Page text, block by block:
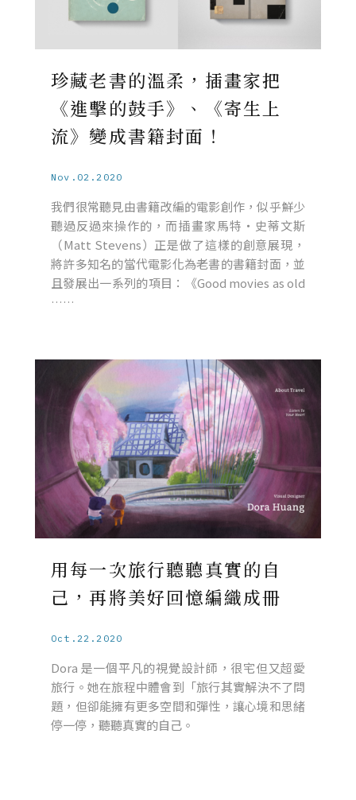
珍藏老書的溫柔，插畫家把
《進擊的鼓手》、《寄生上
流》變成書籍封面！
Nov.02.2020
我們很常聽見由書籍改編的電影創作，似乎鮮少
聽過反過來操作的，而插畫家馬特・史蒂文斯
（Matt Stevens）正是做了這樣的創意展現，
將許多知名的當代電影化為老書的書籍封面，並
且發展出一系列的項目：《Good movies as old
……
用每一次旅行聽聽真實的自
己，再將美好回憶編織成冊
Oct.22.2020
Dora 是一個平凡的視覺設計師，很宅但又超愛
旅行。她在旅程中體會到「旅行其實解決不了問
題，但卻能擁有更多空間和彈性，讓心境和思緒
停一停，聽聽真實的自己。